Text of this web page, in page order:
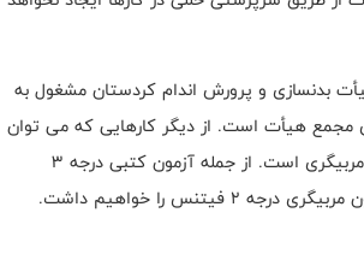
بدنسازی و پرورش اندام کردستان مشغول به
مجمع هیأت است. از دیگر کارهایی که می توان
به آن اشاره کرد، برگزاری دوره های آموزشی در هیأت و برگزاری آزمون های مربیگری است. از جمله آزمون کتبی درجه 3
را خواهیم داشت
.